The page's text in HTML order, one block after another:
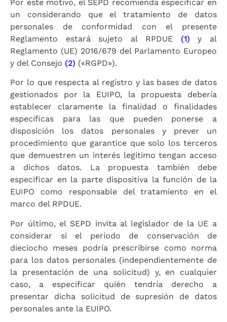
Por este motivo, el SEPD recomienda especificar en
un considerando que el tratamiento de datos
personales de conformidad con el presente
Reglamento estará sujeto al RPDUE (1) y al
Reglamento (UE) 2016/679 del Parlamento Europeo
y del Consejo (2) («RGPD»).
Por lo que respecta al registro y las bases de datos
gestionados por la EUIPO, la propuesta debería
establecer claramente la finalidad o finalidades
específicas para las que pueden ponerse a
disposición los datos personales y prever un
procedimiento que garantice que solo los terceros
que demuestren un interés legítimo tengan acceso
a dichos datos. La propuesta también debe
especificar en la parte dispositiva la función de la
EUIPO como responsable del tratamiento en el
marco del RPDUE.
Por último, el SEPD invita al legislador de la UE a
considerar si el período de conservación de
dieciocho meses podría prescribirse como norma
para los datos personales (independientemente de
la presentación de una solicitud) y, en cualquier
caso, a especificar quién tendría derecho a
presentar dicha solicitud de supresión de datos
personales ante la EUIPO.